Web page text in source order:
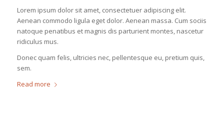
Lorem ipsum dolor sit amet, consectetuer adipiscing elit.
Aenean commodo ligula eget dolor. Aenean massa. Cum sociis
natoque penatibus et magnis dis parturient montes, nascetur
ridiculus mus.
Donec quam felis, ultricies nec, pellentesque eu, pretium quis,
sem.
Read more